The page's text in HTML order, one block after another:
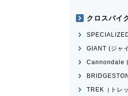
クロスバイ
GIANT (ジャ
Cannondale
TREK（トレッ